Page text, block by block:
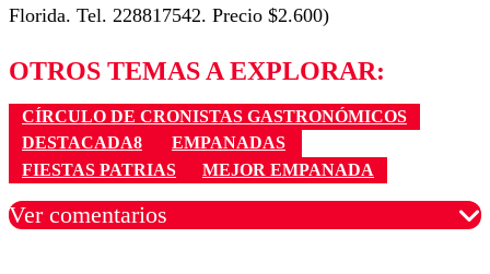
Florida. Tel. 228817542. Precio $2.600)
OTROS TEMAS A EXPLORAR:
CÍRCULO DE CRONISTAS GASTRONÓMICOS
DESTACADA8
EMPANADAS
FIESTAS PATRIAS
MEJOR EMPANADA
Ver comentarios